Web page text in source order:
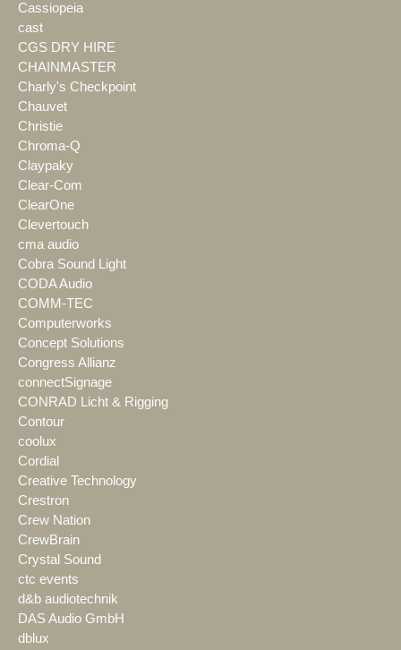
Cassiopeia
cast
CGS DRY HIRE
CHAINMASTER
Charly's Checkpoint
Chauvet
Christie
Chroma-Q
Claypaky
Clear-Com
ClearOne
Clevertouch
cma audio
Cobra Sound Light
CODA Audio
COMM-TEC
Computerworks
Concept Solutions
Congress Allianz
connectSignage
CONRAD Licht & Rigging
Contour
coolux
Cordial
Creative Technology
Crestron
Crew Nation
CrewBrain
Crystal Sound
ctc events
d&b audiotechnik
DAS Audio GmbH
dblux